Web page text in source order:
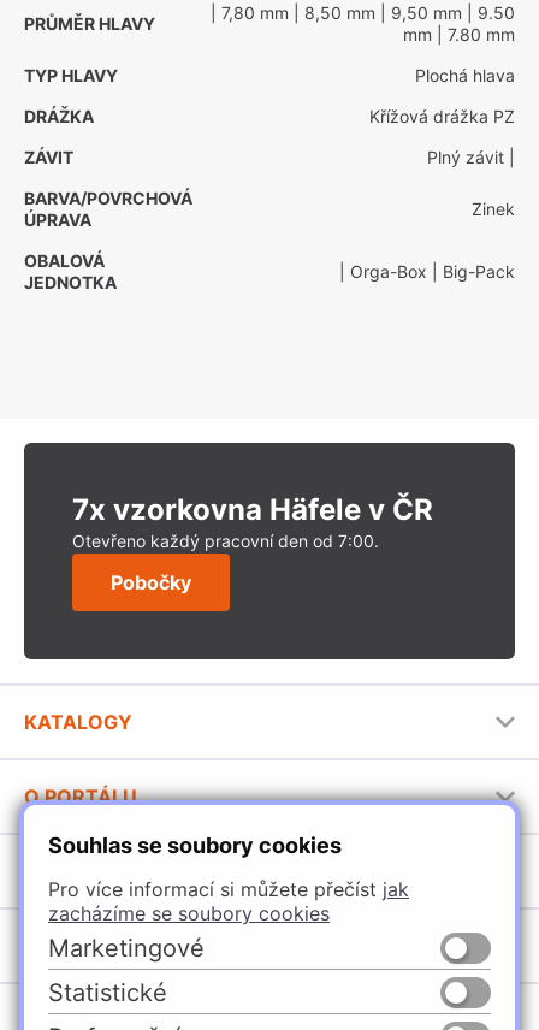
Souhlas se soubory cookies
Pro více informací si můžete přečíst jak
zacházíme se soubory cookies
Marketingové
Statistické
PRŮMĚR HLAVY
| 7,80 mm | 8,50 mm | 9,50 mm | 9.50
mm | 7.80 mm
TYP HLAVY
Plochá hlava
DRÁŽKA
Křížová drážka PZ
ZÁVIT
Plný závit
BARVA/POVRCHOVÁ
ÚPRAVA
Zinek
OBALOVÁ
JEDNOTKA
| Orga-Box | Big-Pack
7x vzorkovna Häfele v ČR
Otevřeno každý pracovní den od 7:00.
Pobočky
KATALOGY
Stavební katalog Häfele
Brožury Häfele
O PORTÁLU
Provozovatel portálu
Jak používat portál
Úchytky
Nábytkové kování
Vybavení kuchyní
POBOČKY
Domašín